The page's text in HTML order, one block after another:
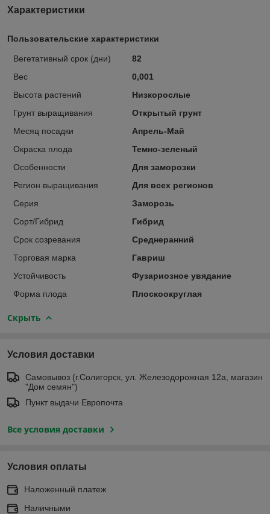
Характеристики
Пользовательские характеристики
Вегетативный срок (дни)
82
Вес
0,001
Высота растений
Низкорослые
Грунт выращивания
Открытый грунт
Месяц посадки
Апрель-Май
Окраска плода
Темно-зеленый
Особенности
Для заморозки
Регион выращивания
Для всех регионов
Серия
Заморозь
Сорт/Гибрид
Гибрид
Срок созревания
Среднеранний
Торговая марка
Гавриш
Устойчивость
Фузариозное увядание
Форма плода
Плоскоокруглая
Скрыть
Условия доставки
Самовывоз (г.Солигорск, ул. Железодорожная 12а, магазин
"Дом семян")
Пункт выдачи Европочта
Все условия доставки
Условия оплаты
Наложенный платеж
Наличными